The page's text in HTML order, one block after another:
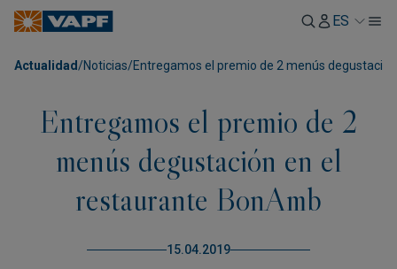
ES
Actualidad /Noticias/Entregamos el premio de 2 menús
Entregamos el premio de 2
menús degustación en el
restaurante BonAmb
15.04.2019